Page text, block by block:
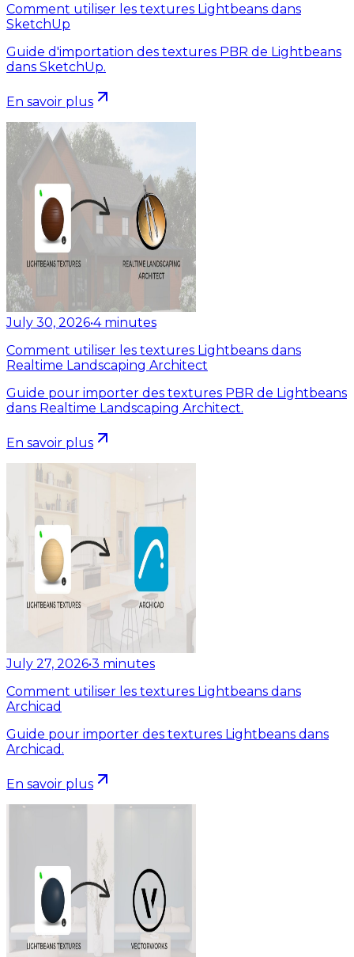
Comment utiliser les textures Lightbeans dans
SketchUp
Guide d'importation des textures PBR de Lightbeans
dans SketchUp.
En savoir plus
July 30, 2026•4 minutes
Comment utiliser les textures Lightbeans dans
Realtime Landscaping Architect
Guide pour importer des textures PBR de Lightbeans
dans Realtime Landscaping Architect.
En savoir plus
July 27, 2026•3 minutes
Comment utiliser les textures Lightbeans dans
Archicad
Guide pour importer des textures Lightbeans dans
Archicad.
En savoir plus